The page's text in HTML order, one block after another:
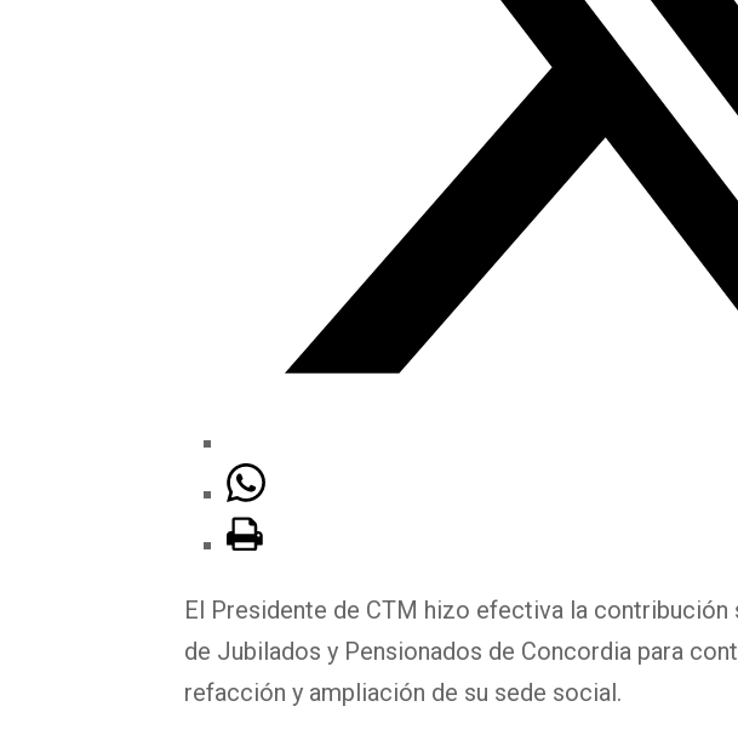
El Presidente de CTM hizo efectiva la
de Jubilados y Pensionados de Concordia para
refacción y ampliación de su sede social.